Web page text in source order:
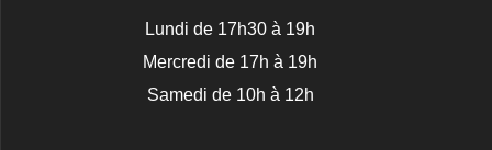
Lundi de 17h30 à 19h
Mercredi de 17h à 19h
Samedi de 10h à 12h